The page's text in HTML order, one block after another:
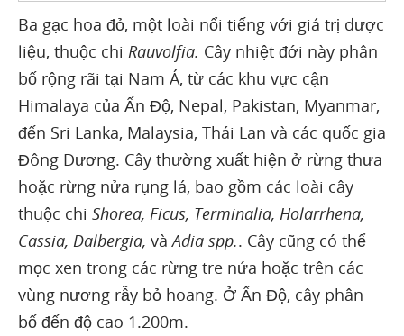
Ba gạc hoa đỏ, một loài nổi tiếng với giá trị dược
liệu, thuộc chi Rauvolfia. Cây nhiệt đới này phân
bố rộng rãi tại Nam Á, từ các khu vực cận
Himalaya của Ấn Độ, Nepal, Pakistan, Myanmar,
đến Sri Lanka, Malaysia, Thái Lan và các quốc gia
Đông Dương. Cây thường xuất hiện ở rừng thưa
hoặc rừng nửa rụng lá, bao gồm các loài cây
thuộc chi Shorea, Ficus, Terminalia, Holarrhena,
Cassia, Dalbergia, vàAdia spp.. Cây cũng có thể
mọc xen trong các rừng tre nứa hoặc trên các
vùng nương rẫy bỏ hoang. Ở Ấn Độ, cây phân
bố đến độ cao 1.200m.